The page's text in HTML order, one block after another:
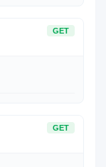
GET
GET